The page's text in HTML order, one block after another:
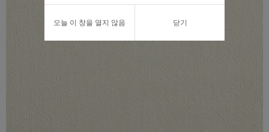
오늘 이 창을 열지 않음 닫기